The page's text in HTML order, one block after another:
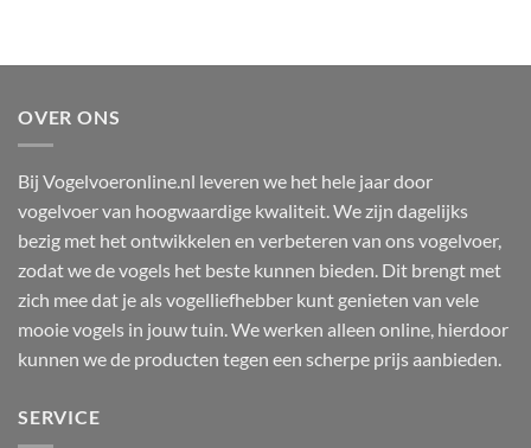
OVER ONS
Bij Vogelvoeronline.nl leveren we het hele jaar door
vogelvoer van hoogwaardige kwaliteit. We zijn dagelijks
bezig met het ontwikkelen en verbeteren van ons vogelvoer,
zodat we de vogels het beste kunnen bieden. Dit brengt met
zich mee dat je als vogelliefhebber kunt genieten van vele
mooie vogels in jouw tuin. We werken alleen online, hierdoor
kunnen we de producten tegen een scherpe prijs aanbieden.
SERVICE